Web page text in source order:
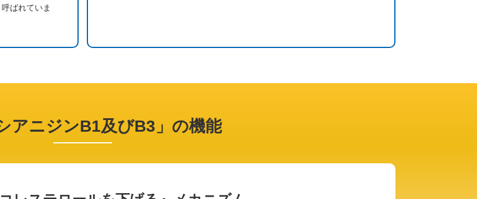
ばれていま
アニジンB1及びB3」の機能